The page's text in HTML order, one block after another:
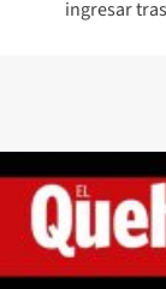
ingresar